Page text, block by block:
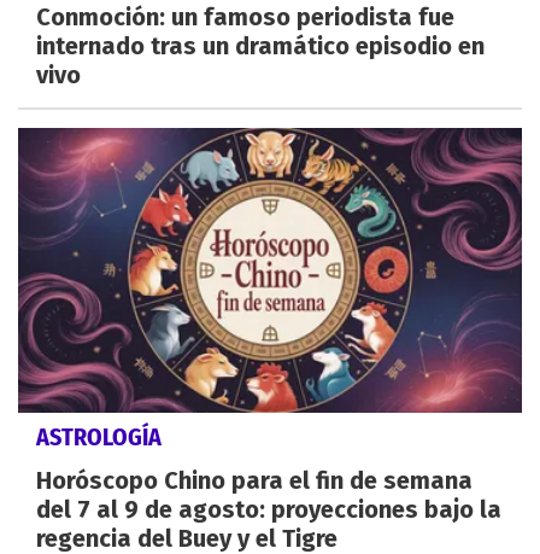
Conmoción: un famoso periodista fue
internado tras un dramático episodio en
vivo
ASTROLOGÍA
Horóscopo Chino para el fin de semana
del 7 al 9 de agosto: proyecciones bajo la
regencia del Buey y el Tigre